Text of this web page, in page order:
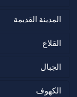
المدينة القديمة
القلاع
الجبال
الكهوف